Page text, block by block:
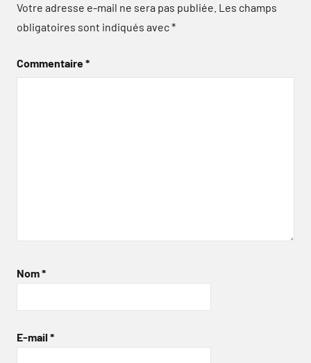
Votre adresse e-mail ne sera pas publiée. Les champs
obligatoires sont indiqués avec*
Commentaire*
Nom*
E-mail *